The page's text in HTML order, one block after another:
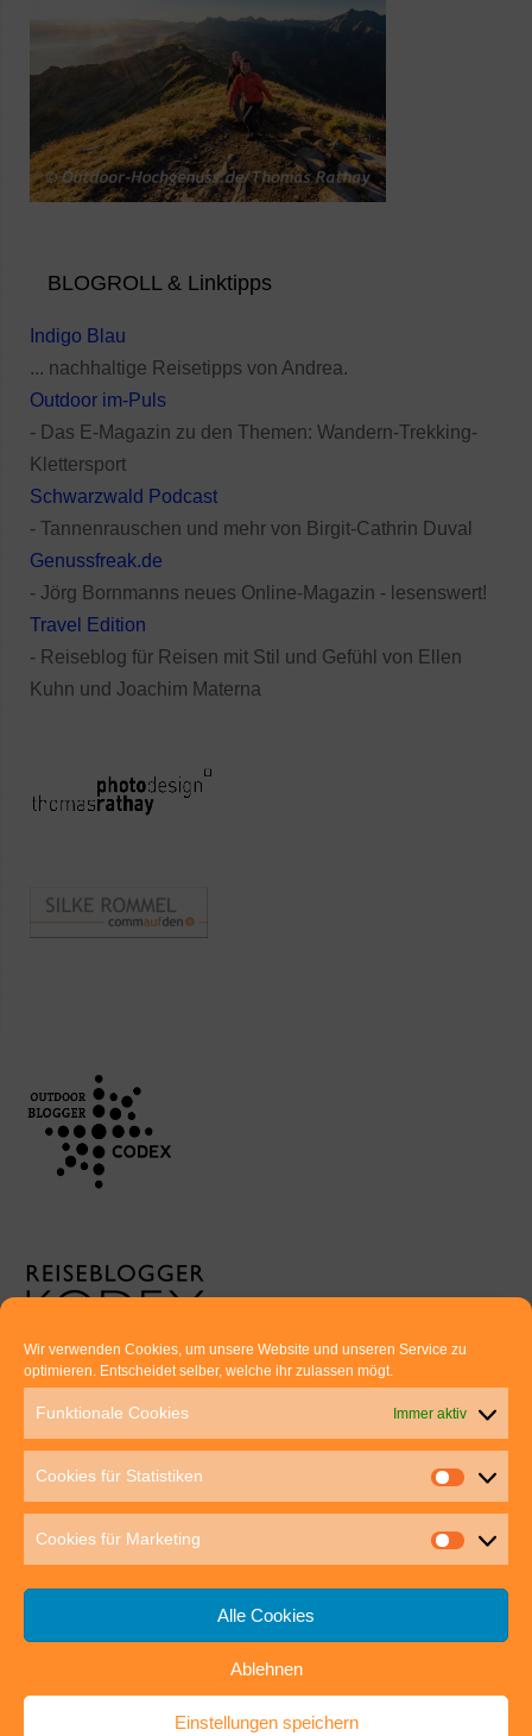
Wir verwenden Cookies, um unsere Website und unseren Service zu
optimieren. Entscheidet selber, welche ihr zulassen mögt.
Funktionale Cookies Immer aktiv
Cookies für Statistiken
Cookies für Marketing
Alle Cookies
Ablehnen
Einstellungen speichern
BLOGROLL & Linktipps
Indigo Blau
... nachhaltige Reisetipps von Andrea.
Outdoor im-Puls
- Das E-Magazin zu den Themen: Wandern-Trekking-
Klettersport
Schwarzwald Podcast
- Tannenrauschen und mehr von Birgit-Cathrin Duval
Genussfreak.de
- Jörg Bornmanns neues Online-Magazin - lesenswert!
Travel Edition
- Reiseblog für Reisen mit Stil und Gefühl von Ellen
Kuhn und Joachim Materna
Euer direkter Draht zu uns:
Thomas Rathay und Silke Rommel
70563 Stuttgart
post@outdoor-hochgenuss.de
IMPRESSUM DATENSCHUTZ